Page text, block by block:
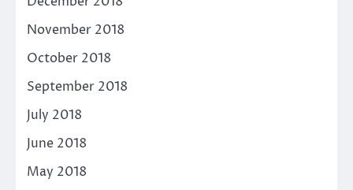
November 2018
October 2018
September 2018
July 2018
June 2018
May 2018